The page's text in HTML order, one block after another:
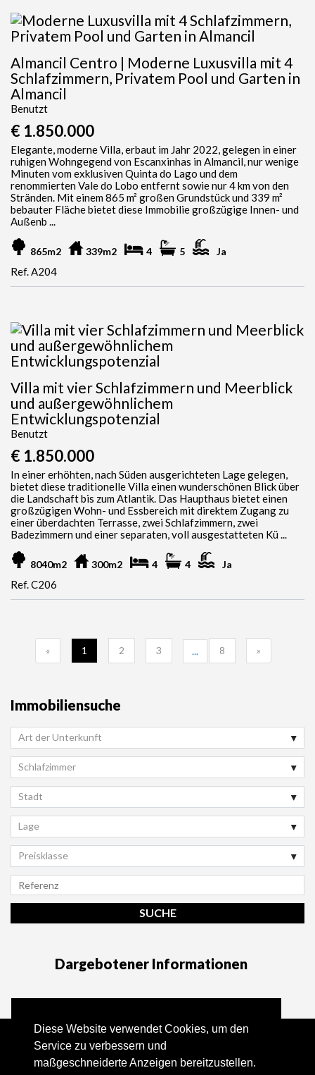
Diese Website verwendet Cookies, um den
Service zu verbessern und
maßgeschneiderte Anzeigen bereitzustellen.
Almancil Centro | Moderne Luxusvilla mit 4
Schlafzimmern, Privatem Pool und Garten in
Almancil
Benutzt
€ 1.850.000
Elegante, moderne Villa, erbaut im Jahr 2022, gelegen in einer
ruhigen Wohngegend von Escanxinhas in Almancil, nur wenige
Minuten vom exklusiven Quinta do Lago und dem
renommierten Vale do Lobo entfernt sowie nur 4 km von den
Stränden. Mit einem 865 m² großen Grundstück und 339 m²
bebauter Fläche bietet diese Immobilie großzügige Innen- und
Außenb ...
865m2 339m2 4 5 Ja
Ref. A204
Villa mit vier Schlafzimmern und Meerblick
und außergewöhnlichem
Entwicklungspotenzial
Benutzt
€ 1.850.000
In einer erhöhten, nach Süden ausgerichteten Lage gelegen,
bietet diese traditionelle Villa einen wunderschönen Blick über
die Landschaft bis zum Atlantik. Das Haupthaus bietet einen
großzügigen Wohn- und Essbereich mit direktem Zugang zu
einer überdachten Terrasse, zwei Schlafzimmern, zwei
Badezimmern und einer separaten, voll ausgestatteten Kü ...
8040m2 300m2 4 4 Ja
Ref. C206
« 1 2 3 ... 8 »
Immobiliensuche
Art der Unterkunft
Schlafzimmer
Stadt
Lage
Preisklasse
Dargebotener Informationen
Tel:+351 96 130 65 57 *
Email:info@quintahills.com